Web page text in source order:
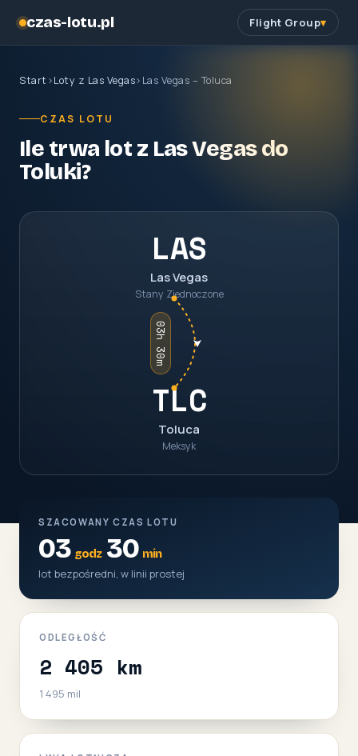
czas-lotu.pl Flight Group
Start ›Loty z Las Vegas› Las Vegas – Toluca
CZAS LOTU
Ile trwa lot z Las Vegas do
Toluki?
LAS
Las Vegas
Stany Zjednoczone
03h 30m
TLC
Toluca
Meksyk
SZACOWANY CZAS LOTU
03 godz30 min
lot bezpośredni, w linii prostej
ODLEGŁOŚĆ
2 405 km
1 495 mil